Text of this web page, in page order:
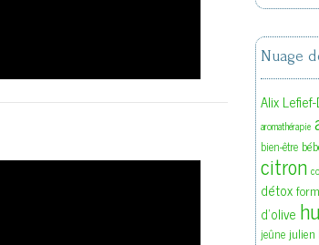
Nuage
Alix
aromathérapie
bien-être
citron
détox
d'olive
jeûne julien